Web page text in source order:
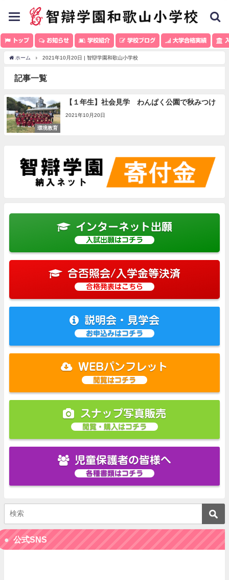
toggle
navigation
トップ お知らせ 学校紹介 学校ブログ 大学合格実績
ホーム 2021年10月20日 | 智辯学園和歌山小学校
記事一覧
環境教育
【１年生】社会見学 わんぱく公園で秋みつけ
2021年10月20日
インターネット出願
入試出願はコチラ
合否照会/入学金等決済
合格発表はこちら
説明会・見学会
お申込みはコチラ
WEBパンフレット
閲覧はコチラ
スナップ写真販売
閲覧・購入はコチラ
児童保護者の皆様へ
各種書類はコチラ
公式SNS